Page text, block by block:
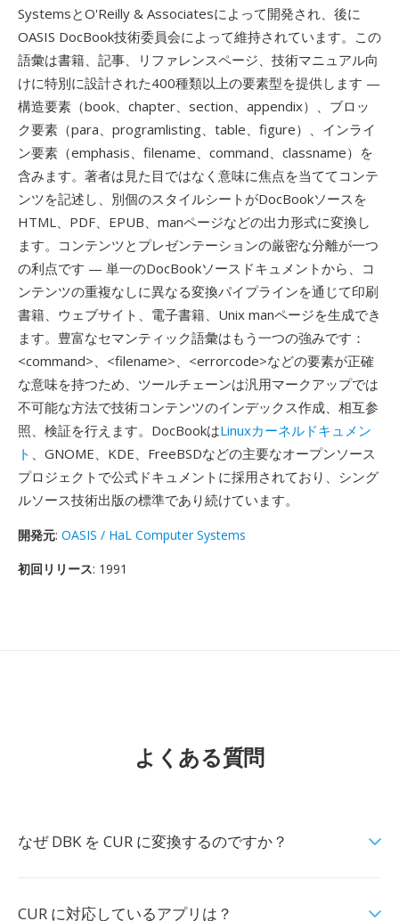
SystemsとO'Reilly & Associatesによって開発され、後に
OASIS DocBook技術委員会によって維持されています。この
語彙は書籍、記事、リファレンスページ、技術マニュアル向
けに特別に設計された400種類以上の要素型を提供します —
構造要素（book、chapter、section、appendix）、ブロッ
ク要素（para、programlisting、table、figure）、インライ
ン要素（emphasis、filename、command、classname）を
含みます。著者は見た目ではなく意味に焦点を当ててコンテ
ンツを記述し、別個のスタイルシートがDocBookソースを
HTML、PDF、EPUB、manページなどの出力形式に変換し
ます。コンテンツとプレゼンテーションの厳密な分離が一つ
の利点です — 単一のDocBookソースドキュメントから、コ
ンテンツの重複なしに異なる変換パイプラインを通じて印刷
書籍、ウェブサイト、電子書籍、Unix manページを生成でき
ます。豊富なセマンティック語彙はもう一つの強みです：
<command>、<filename>、<errorcode>などの要素が正確
な意味を持つため、ツールチェーンは汎用マークアップでは
不可能な方法で技術コンテンツのインデックス作成、相互参
照、検証を行えます。DocBookはLinuxカーネルドキュメン
ト 、GNOME、KDE、FreeBSDなどの主要なオープンソース
プロジェクトで公式ドキュメントに採用されており、シング
ルソース技術出版の標準であり続けています。
開発元: OASIS / HaL Computer Systems
初回リリース: 1991
よくある質問
なぜ DBK を CUR に変換するのですか？
CUR に対応しているアプリは？